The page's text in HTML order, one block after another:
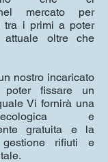
mercato per
tra i primi a poter
oltre che
nostro incaricato
fissare un
Vi fornirà una
e
gratuita e la
rifiuti e